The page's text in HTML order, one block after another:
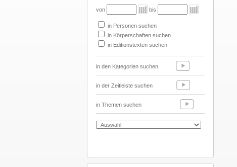
von bis
in Personen suchen
in Körperschaften suchen
in Editionstexten suchen
in den Kategorien suchen
in der Zeitleiste suchen
in Themen suchen